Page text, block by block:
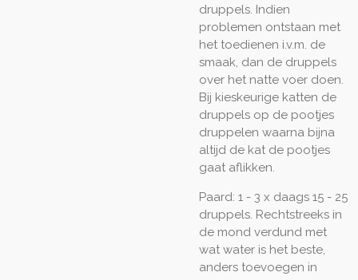
druppels. Indien
problemen ontstaan met
het toedienen i.v.m. de
smaak, dan de druppels
over het natte voer doen.
Bij kieskeurige katten de
druppels op de pootjes
druppelen waarna bijna
altijd de kat de pootjes
gaat aflikken.
Paard: 1 - 3 x daags 15 - 25
druppels. Rechtstreeks in
de mond verdund met
wat water is het beste,
anders toevoegen in